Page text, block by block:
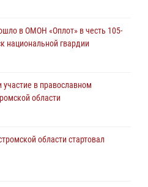
«Единых государственных
приняли участие в богослужении
отработали костромские
опыт войск
в ОМОН «Оплот» в честь 105-
национальной гвардии
в православном
области
области стартовал